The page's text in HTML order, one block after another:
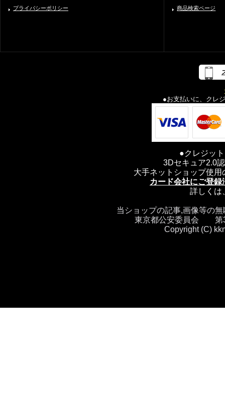
プライバシーポリシー
商品検索ページ
●お支払いに、クレ
●クレジッ
3Dセキュア2.0
大手ネットショップ使
カード会社にご登
詳しく
当ショップの記事,画像等の
東京都公安委員会 第
Copyright (C)